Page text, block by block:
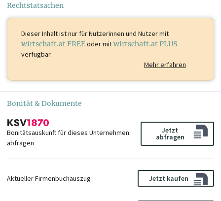
Rechtstatsachen
Dieser Inhalt istnur für Nutzerinnen und Nutzer mit
wirtschaft.at FREEoder mitwirtschaft.at PLUS
verfügbar.
Mehr erfahren
Bonität & Dokumente
Bonitätsauskunft für dieses Unternehmen
abfragen
Jetzt
abfragen
Aktueller Firmenbuchauszug Jetzt kaufen